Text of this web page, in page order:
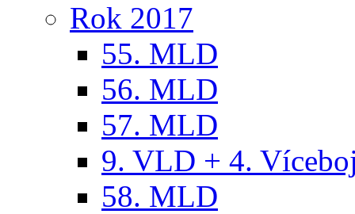
Rok 2017
55. MLD
56. MLD
57. MLD
9. VLD + 4.
58. MLD